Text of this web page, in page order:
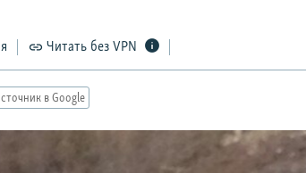
Читать без VPN
в Google